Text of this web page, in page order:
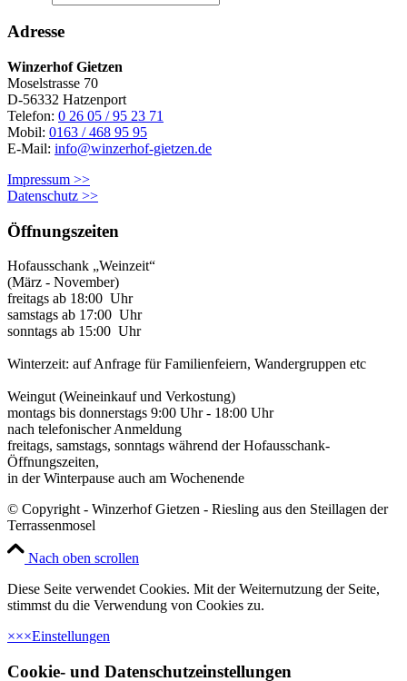
Adresse
Winzerhof Gietzen
Moselstrasse 70
D-56332 Hatzenport
Telefon: 0 26 05 / 95 23 71
Mobil: 0163 / 468 95 95
E-Mail: info@winzerhof-gietzen.de
Impressum >>
Datenschutz >>
Öffnungszeiten
Hofausschank „Weinzeit“
(März - November)
freitags ab 18:00 Uhr
samstags ab 17:00 Uhr
sonntags ab 15:00 Uhr
Winterzeit: auf Anfrage für Familienfeiern, Wandergruppen etc
Weingut (Weineinkauf und Verkostung)
montags bis donnerstags 9:00 Uhr - 18:00 Uhr
nach telefonischer Anmeldung
freitags, samstags, sonntags während der Hofausschank-
Öffnungszeiten,
in der Winterpause auch am Wochenende
© Copyright - Winzerhof Gietzen - Riesling aus den Steillagen der
Terrassenmosel
Nach oben scrollen
Diese Seite verwendet Cookies. Mit der Weiternutzung der Seite,
stimmst du die Verwendung von Cookies zu.
×××Einstellungen
Cookie- und Datenschutzeinstellungen